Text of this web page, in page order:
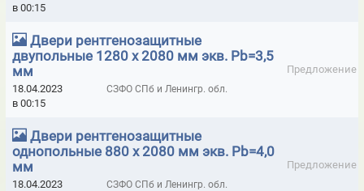
(ФИНЛЯНДИЯ)
ГЕРМЕТИКИ HILTI
ГЕРМЕТИКИ LOCTITE
ГЕРМЕТИКИ MAKROFIX МОРОЗОСТОЙКИЕ
ГЕРМЕТИКИ MAKROFLEX
ГЕРМЕТИКИ MASTERFIX
ГЕРМЕТИКИ MASTERSIL
ГЕРМЕТИКИ PENOSIL
ГЕРМЕТИКИ RAMSAUER
в 00:15
Двери рентгенозащитные
двупольные 1280 х 2080 мм экв. Pb=3,5
мм
Предложение
18.04.2023
в 00:15
СЗФО СПб и Ленингр. обл.
Двери рентгенозащитные
однопольные 880 х 2080 мм экв. Pb=4,0
мм
Предложение
18.04.2023
СЗФО СПб и Ленингр. обл.